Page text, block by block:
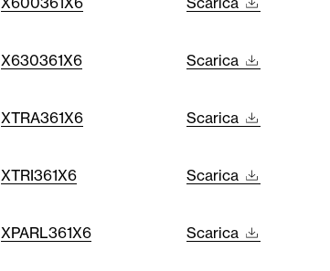
X630361X6 Scarica
XTRA361X6 Scarica
XTRI361X6 Scarica
XPARL361X6 Scarica